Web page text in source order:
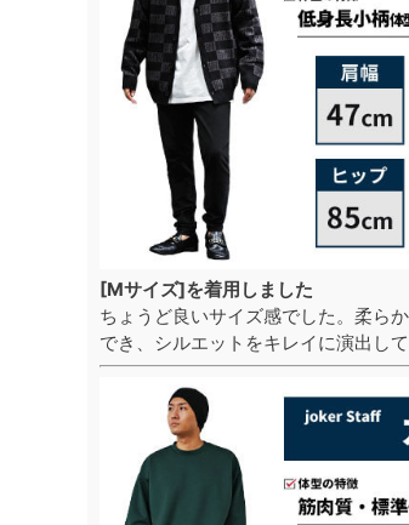
[Mサイズ]を着用しました
ちょうど良いサイズ感でした。柔ら
でき、シルエットをキレイに演出し